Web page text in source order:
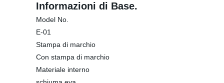
Informazioni di Base.
Model No.
E-01
Stampa di marchio
Con stampa di marchio
Materiale interno